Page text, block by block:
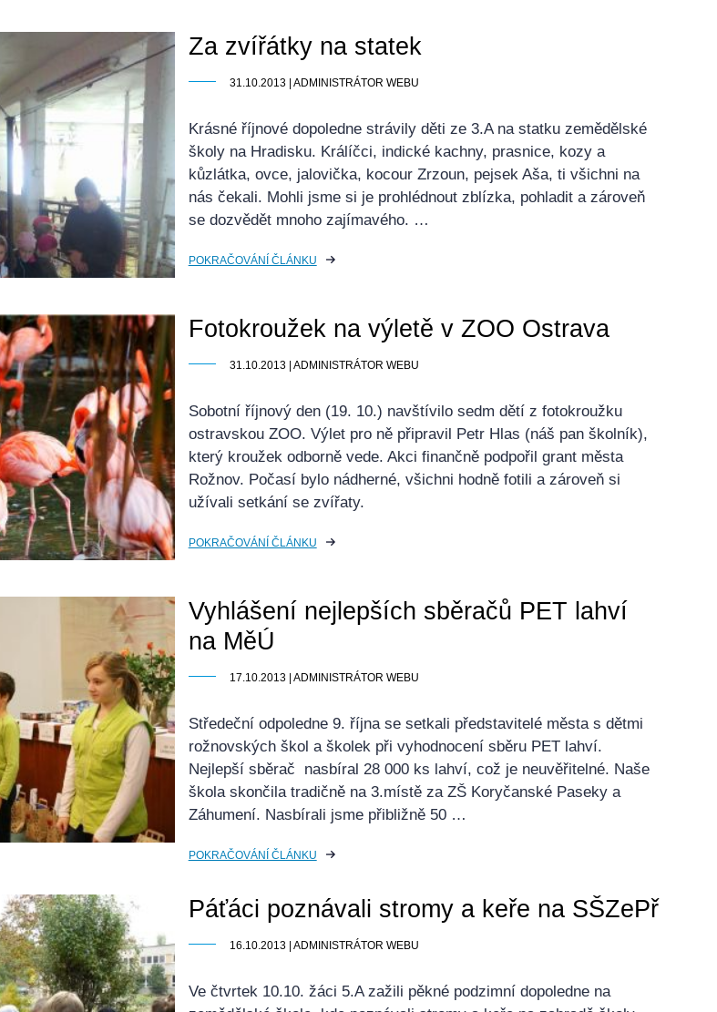
Za zvířátky na statek
31.10.2013 | ADMINISTRÁTOR WEBU
Krásné říjnové dopoledne strávily děti ze 3.A na statku zemědělské
školy na Hradisku. Králíčci, indické kachny, prasnice, kozy a
kůzlátka, ovce, jalovička, kocour Zrzoun, pejsek Aša, ti všichni na
nás čekali. Mohli jsme si je prohlédnout zblízka, pohladit a zároveň
se dozvědět mnoho zajímavého. …
POKRAČOVÁNÍ ČLÁNKU
Fotokroužek na výletě v ZOO Ostrava
31.10.2013 | ADMINISTRÁTOR WEBU
Sobotní říjnový den (19. 10.) navštívilo sedm dětí z fotokroužku
ostravskou ZOO. Výlet pro ně připravil Petr Hlas (náš pan školník),
který kroužek odborně vede. Akci finančně podpořil grant města
Rožnov. Počasí bylo nádherné, všichni hodně fotili a zároveň si
užívali setkání se zvířaty.
POKRAČOVÁNÍ ČLÁNKU
Vyhlášení nejlepších sběračů PET lahví
na MěÚ
17.10.2013 | ADMINISTRÁTOR WEBU
Středeční odpoledne 9. října se setkali představitelé města s dětmi
rožnovských škol a školek při vyhodnocení sběru PET lahví.
Nejlepší sběrač nasbíral 28 000 ks lahví, což je neuvěřitelné. Naše
škola skončila tradičně na 3.místě za ZŠ Koryčanské Paseky a
Záhumení. Nasbírali jsme přibližně 50 …
POKRAČOVÁNÍ ČLÁNKU
Páťáci poznávali stromy a keře na SŠZePř
16.10.2013 | ADMINISTRÁTOR WEBU
Ve čtvrtek 10.10. žáci 5.A zažili pěkné podzimní dopoledne na